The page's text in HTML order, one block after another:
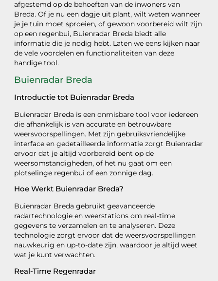
afgestemd op de behoeften van de inwoners van
Breda. Of je nu een dagje uit plant, wilt weten wanneer
je je tuin moet sproeien, of gewoon voorbereid wilt zijn
op een regenbui, Buienradar Breda biedt alle
informatie die je nodig hebt. Laten we eens kijken naar
de vele voordelen en functionaliteiten van deze
handige tool.
Buienradar Breda
Introductie tot Buienradar Breda
Buienradar Breda is een onmisbare tool voor iedereen
die afhankelijk is van accurate en betrouwbare
weersvoorspellingen. Met zijn gebruiksvriendelijke
interface en gedetailleerde informatie zorgt Buienradar
ervoor dat je altijd voorbereid bent op de
weersomstandigheden, of het nu gaat om een
plotselinge regenbui of een zonnige dag.
Hoe Werkt Buienradar Breda?
Buienradar Breda gebruikt geavanceerde
radartechnologie en weerstations om real-time
gegevens te verzamelen en te analyseren. Deze
technologie zorgt ervoor dat de weersvoorspellingen
nauwkeurig en up-to-date zijn, waardoor je altijd weet
wat je kunt verwachten.
Real-Time Regenradar